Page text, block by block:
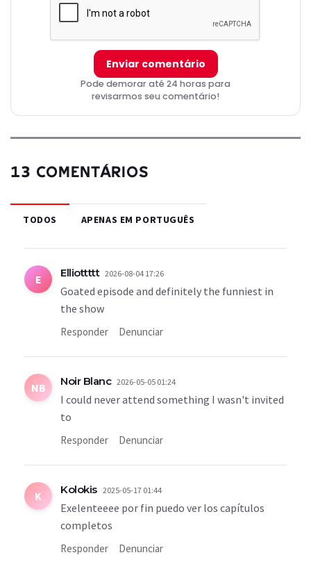
Enviar comentário
Pode demorar até 24 horas para
revisarmos seu comentário!
13 COMENTÁRIOS
TODOS APENAS EM PORTUGUÊS
E Elliottttt 2026-08-04 17:26
Goated episode and definitely the funniest in
the show
Responder Denunciar
NB Noir Blanc 2026-05-05 01:24
I could never attend something I wasn't invited
to
Responder Denunciar
K Kolokis 2025-05-17 01:44
Exelenteeee por fin puedo ver los capítulos
completos
Responder Denunciar